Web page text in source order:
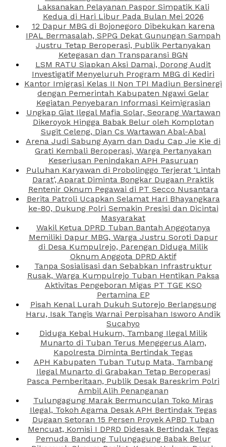
Laksanakan Pelayanan Paspor Simpatik Kali
Kedua di Hari Libur Pada Bulan Mei 2026
12 Dapur MBG di Bojonegoro Dibekukan karena
IPAL Bermasalah, SPPG Dekat Gunungan Sampah
Justru Tetap Beroperasi, Publik Pertanyakan
Ketegasan dan Transparansi BGN
LSM RATU Siapkan Aksi Damai, Dorong Audit
Investigatif Menyeluruh Program MBG di Kediri
Kantor Imigrasi Kelas II Non TPI Madiun Bersinergi
dengan Pemerintah Kabupaten Ngawi Gelar
Kegiatan Penyebaran Informasi Keimigrasian
Ungkap Giat Ilegal Mafia Solar, Seorang Wartawan
Dikeroyok Hingga Babak Belur oleh Komplotan
Sugit Celeng, Dian Cs Wartawan Abal-Abal
Arena Judi Sabung Ayam dan Dadu Cap Jie Kie di
Grati Kembali Beroperasi, Warga Pertanyakan
Keseriusan Penindakan APH Pasuruan
Puluhan Karyawan di Probolinggo Terjerat ‘Lintah
Darat’, Aparat Diminta Bongkar Dugaan Praktik
Rentenir Oknum Pegawai di PT Secco Nusantara
Berita Patroli Ucapkan Selamat Hari Bhayangkara
ke-80, Dukung Polri Semakin Presisi dan Dicintai
Masyarakat
Wakil Ketua DPRD Tuban Bantah Anggotanya
Memiliki Dapur MBG, Warga Justru Soroti Dapur
di Desa Kumpulrejo, Parengan Diduga Milik
Oknum Anggota DPRD Aktif
Tanpa Sosialisasi dan Sebabkan Infrastruktur
Rusak, Warga Kumpulrejo Tuban Hentikan Paksa
Aktivitas Pengeboran Migas PT TGE KSO
Pertamina EP
Pisah Kenal Lurah Dukuh Sutorejo Berlangsung
Haru, Isak Tangis Warnai Perpisahan Isworo Andik
Sucahyo
Diduga Kebal Hukum, Tambang Ilegal Milik
Munarto di Tuban Terus Menggerus Alam,
Kapolresta Diminta Bertindak Tegas
APH Kabupaten Tuban Tutup Mata, Tambang
Ilegal Munarto di Grabakan Tetap Beroperasi
Pasca Pemberitaan, Publik Desak Bareskrim Polri
Ambil Alih Penanganan
Tulungagung Marak Bermunculan Toko Miras
Ilegal, Tokoh Agama Desak APH Bertindak Tegas
Dugaan Setoran 15 Persen Proyek APBD Tuban
Mencuat, Komisi I DPRD Didesak Bertindak Tegas
Pemuda Bandung Tulungagung Babak Belur